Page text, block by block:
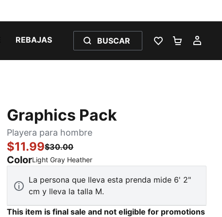
REBAJAS BUSCAR
LISTA DE
Graphics Pack
Playera para hombre
$11.99$30.00
ColorLight Gray Heather:
La persona que lleva esta prenda mide 6' 2"
cm y lleva la talla M.
This item is final sale and not eligible for promotions